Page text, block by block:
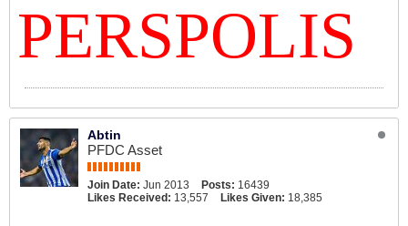
PERSPOLIS
Abtin
PFDC Asset
Join Date: Jun 2013 Posts: 16439
Likes Received: 13,557 Likes Given: 18,385